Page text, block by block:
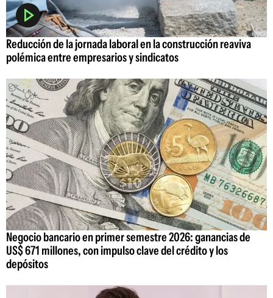
Reducción de la jornada laboral en la construcción reaviva
polémica entre empresarios y sindicatos
Negocio bancario en primer semestre 2026: ganancias de
US$ 671 millones, con impulso clave del crédito y los
depósitos